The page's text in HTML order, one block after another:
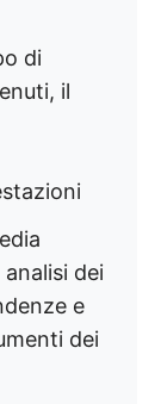
di
il
dei
e
dei